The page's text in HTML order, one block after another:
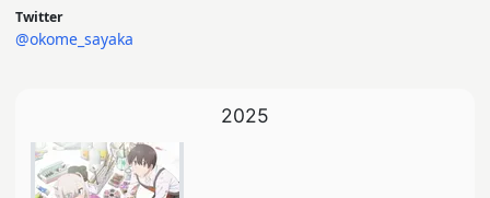
Twitter
@okome_sayaka
2025